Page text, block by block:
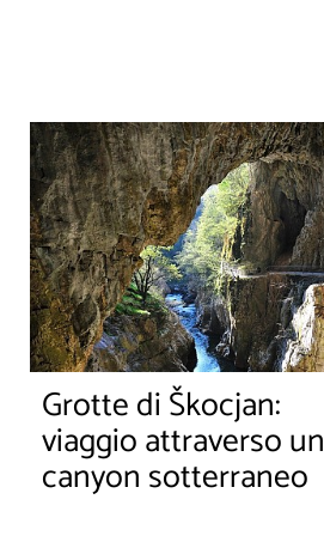
Grotte di Škocjan:
viaggio attraverso un
canyon sotterraneo